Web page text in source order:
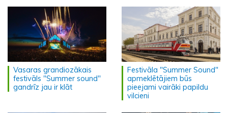
Vasaras grandiozākais
festivāls "Summer sound"
gandrīz jau ir klāt
Festivāla "Summer Sound"
apmeklētājiem būs
pieejami vairāki papildu
vilcieni